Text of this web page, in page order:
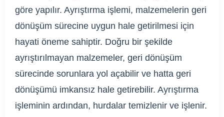
göre yapılır. Ayrıştırma işlemi, malzemelerin geri
dönüşüm sürecine uygun hale getirilmesi için
hayati öneme sahiptir. Doğru bir şekilde
ayrıştırılmayan malzemeler, geri dönüşüm
sürecinde sorunlara yol açabilir ve hatta geri
dönüşümü imkansız hale getirebilir. Ayrıştırma
işleminin ardından, hurdalar temizlenir ve işlenir.